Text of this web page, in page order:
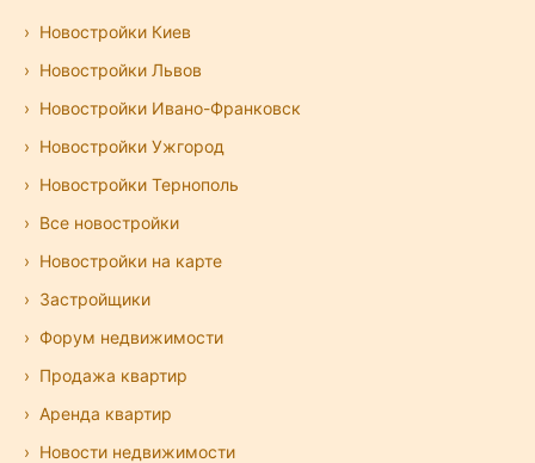
Новостройки Киев
Новостройки Львов
Новостройки Ивано-Франковск
Новостройки Ужгород
Новостройки Тернополь
Все новостройки
Новостройки на карте
Застройщики
Форум недвижимости
Продажа квартир
Аренда квартир
Новости недвижимости